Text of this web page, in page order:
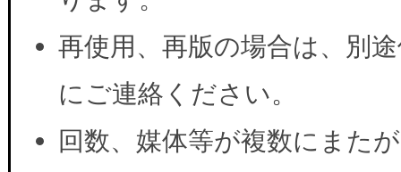
再使用、再版の場合は、別
にご連絡ください。
回数、媒体等が複数にまた